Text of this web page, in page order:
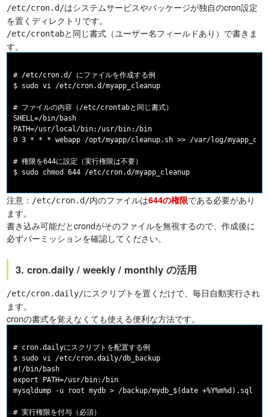
/etc/cron.d/はシステムサービスやパッケージが独自のcron設定
を置くディレクトリです。
/etc/crontabと同じ書式（ユーザー名フィールドあり）で書きま
す。
# /etc/cron.d/ にファイルを作成する例
$ sudo vi /etc/cron.d/myapp_cleanup
# ファイルの内容（/etc/crontabと同じ書式）
SHELL=/bin/bash
PATH=/usr/local/bin:/usr/bin:/bin
0 3 * * * webapp /opt/myapp/cleanup.sh >> /var/log/
# 権限を644に設定（実行権限は不要）
注意： /etc/cron.d/内のファイルは644の権限である必要があり
ます。
書き込み可能だとcrondがそのファイルを無視するので、作成後に
必ずパーミッションを確認してください。
3. cron.daily / weekly / monthly の活用
/etc/cron.daily/にスクリプトを置くだけで、毎日自動実行され
ます。
cronの書式を覚えなくても使える便利な方法です。
# cron.dailyにスクリプトを配置する例
$ sudo vi /etc/cron.daily/db_backup
#!/bin/bash
export PATH=/usr/bin:/bin
mysqldump -u root mydb > /backup/mydb_$(date +%Y%m%d).sql
# 実行権限を付与（必須）